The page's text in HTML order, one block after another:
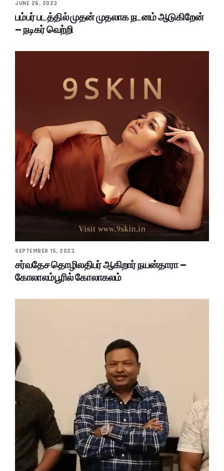
JUNE 26, 2023
பம்பர் படத்தில் முதன் முதலாக நடனம் ஆடுகிறேன்
– நடிகர் வெற்றி
SEPTEMBER 15, 2023
சர்வதேச தொழிலதிபர் ஆகிறார் நயன்தாரா –
கோலாலம்பூரில் கோலாகலம்